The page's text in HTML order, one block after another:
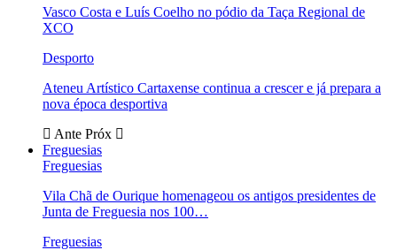
Vasco Costa e Luís Coelho no pódio da Taça Regional de
XCO
Desporto
Ateneu Artístico Cartaxense continua a crescer e já prepara a
nova época desportiva
Ante Próx
Freguesias
Freguesias
Vila Chã de Ourique homenageou os antigos presidentes de
Junta de Freguesia nos 100…
Freguesias